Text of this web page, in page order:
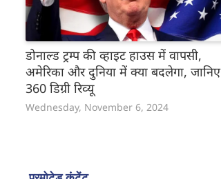
डोनाल्ड ट्रम्प की व्हाइट हाउस में वापसी,
अमेरिका और दुनिया में क्या बदलेगा, जानिए
360 डिग्री रिव्‍यू
Wednesday, November 6, 2024